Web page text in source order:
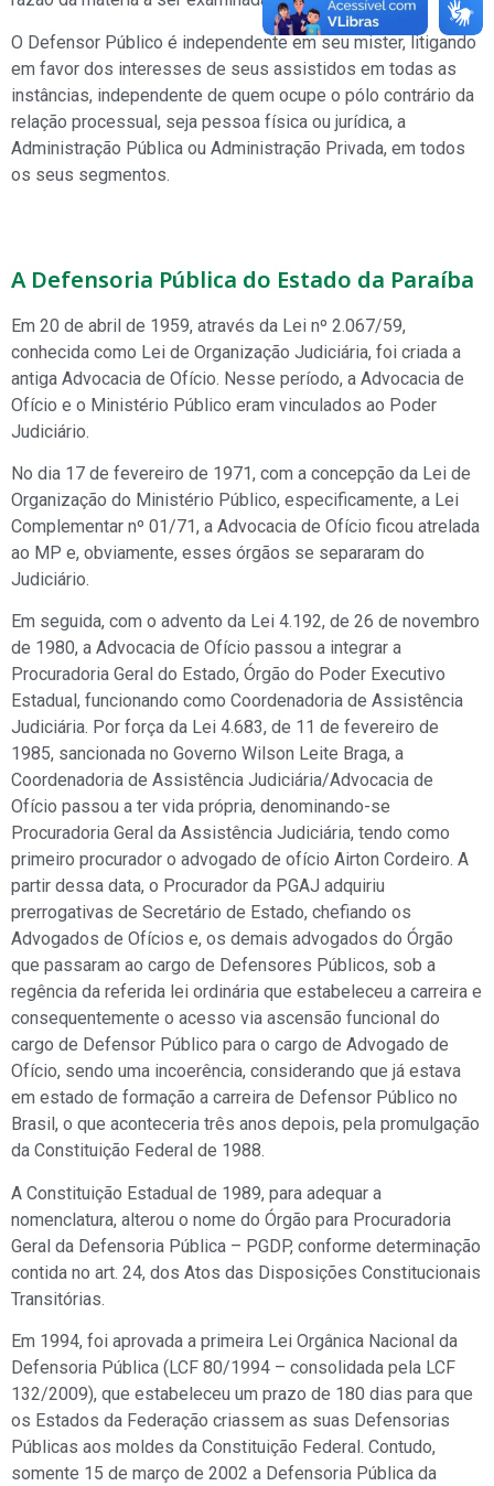
O Defensor Público é independente em seu mister, litigando
em favor dos interesses de seus assistidos em todas as
instâncias, independente de quem ocupe o pólo contrário da
relação processual, seja pessoa física ou jurídica, a
Administração Pública ou Administração Privada, em todos
os seus segmentos.
A Defensoria Pública do Estado da Paraíba
Em 20 de abril de 1959, através da Lei nº 2.067/59,
conhecida como Lei de Organização Judiciária, foi criada a
antiga Advocacia de Ofício. Nesse período, a Advocacia de
Ofício e o Ministério Público eram vinculados ao Poder
Judiciário.
No dia 17 de fevereiro de 1971, com a concepção da Lei de
Organização do Ministério Público, especificamente, a Lei
Complementar nº 01/71, a Advocacia de Ofício ficou atrelada
ao MP e, obviamente, esses órgãos se separaram do
Judiciário.
Em seguida, com o advento da Lei 4.192, de 26 de novembro
de 1980, a Advocacia de Ofício passou a integrar a
Procuradoria Geral do Estado, Órgão do Poder Executivo
Estadual, funcionando como Coordenadoria de Assistência
Judiciária. Por força da Lei 4.683, de 11 de fevereiro de
1985, sancionada no Governo Wilson Leite Braga, a
Coordenadoria de Assistência Judiciária/Advocacia de
Ofício passou a ter vida própria, denominando-se
Procuradoria Geral da Assistência Judiciária, tendo como
primeiro procurador o advogado de ofício Airton Cordeiro. A
partir dessa data, o Procurador da PGAJ adquiriu
prerrogativas de Secretário de Estado, chefiando os
Advogados de Ofícios e, os demais advogados do Órgão
que passaram ao cargo de Defensores Públicos, sob a
regência da referida lei ordinária que estabeleceu a carreira e
consequentemente o acesso via ascensão funcional do
cargo de Defensor Público para o cargo de Advogado de
Ofício, sendo uma incoerência, considerando que já estava
em estado de formação a carreira de Defensor Público no
Brasil, o que aconteceria três anos depois, pela promulgação
da Constituição Federal de 1988.
A Constituição Estadual de 1989, para adequar a
nomenclatura, alterou o nome do Órgão para Procuradoria
Geral da Defensoria Pública – PGDP, conforme determinação
contida no art. 24, dos Atos das Disposições Constitucionais
Transitórias.
Em 1994, foi aprovada a primeira Lei Orgânica Nacional da
Defensoria Pública (LCF 80/1994 – consolidada pela LCF
132/2009), que estabeleceu um prazo de 180 dias para que
os Estados da Federação criassem as suas Defensorias
Públicas aos moldes da Constituição Federal. Contudo,
somente 15 de março de 2002 a Defensoria Pública da